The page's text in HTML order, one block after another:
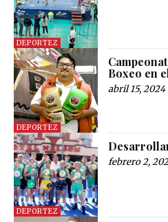
DEPORTEZ
DEPORTEZ
Boxeo en
abril 15, 2024
DEPORTEZ
febrero 2,